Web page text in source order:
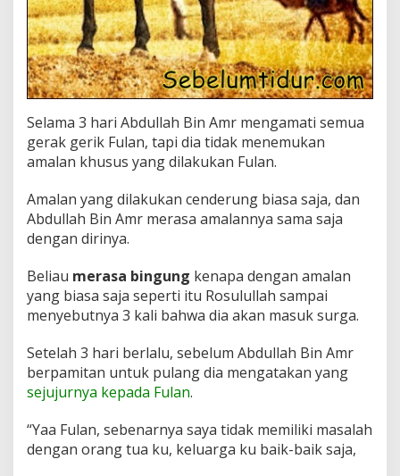
Selama 3 hari Abdullah Bin Amr mengamati semua
gerak gerik Fulan, tapi dia tidak menemukan
amalan khusus yang dilakukan Fulan.
Amalan yang dilakukan cenderung biasa saja, dan
Abdullah Bin Amr merasa amalannya sama saja
dengan dirinya.
Beliau merasa bingung kenapa dengan amalan
yang biasa saja seperti itu Rosulullah sampai
menyebutnya 3 kali bahwa dia akan masuk surga.
Setelah 3 hari berlalu, sebelum Abdullah Bin Amr
berpamitan untuk pulang dia mengatakan yang
sejujurnya kepada Fulan.
“Yaa Fulan, sebenarnya saya tidak memiliki masalah
dengan orang tua ku, keluarga ku baik-baik saja,